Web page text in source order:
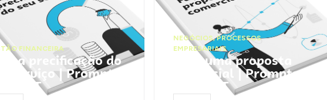
FINANCEIRA
a precificação do
serviço | Prompts
NEGÓCIOS,PROCESSOS
EMPRESARIAIS
Faça uma proposta
comercial | Prompts
ChatGPT